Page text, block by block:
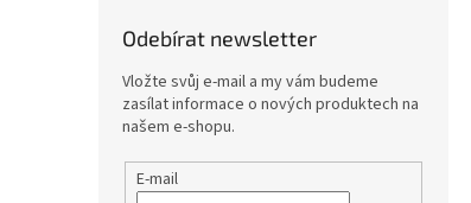
Odebírat newsletter
Vložte svůj e-mail a my vám budeme
zasílat informace o nových produktech na
našem e-shopu.
E-mail